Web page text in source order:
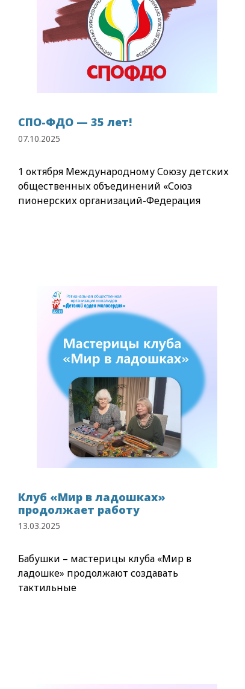
СПО-ФДО — 35 лет!
07.10.2025
1 октября Международному Союзу детских
общественных объединений «Союз
пионерских организаций-Федерация
Клуб «Мир в ладошках»
продолжает работу
13.03.2025
Бабушки – мастерицы клуба «Мир в
ладошке» продолжают создавать
тактильные